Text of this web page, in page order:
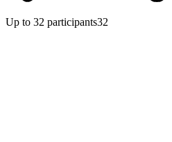
Up to 32 participants32